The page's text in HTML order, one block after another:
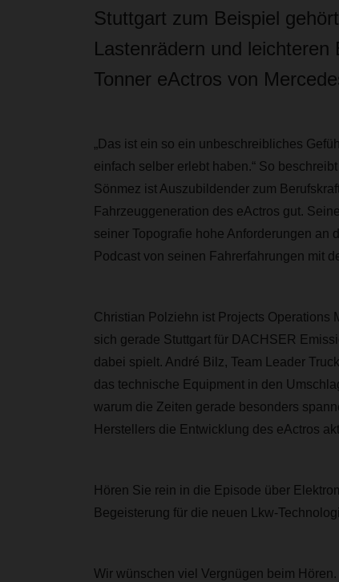
Stuttgart zum Beispiel
Lastenrädern und
Tonner eActros von
„Das ist ein so ein unbeschreibliches
einfach selber erlebt haben.“ So
Sönmez ist Auszubildender zum
Fahrzeuggeneration des eActros gut.
seiner Topografie hohe Anforderungen an
Podcast von seinen Fahrerfahrungen mit
Christian Polziehn ist Projects Operations
sich gerade Stuttgart für DACHSER
dabei spielt. André Bilz, Team Leader
das technische Equipment in den
warum die Zeiten gerade besonders
Herstellers die Entwicklung des eActros
Hören Sie rein in die Episode über
Begeisterung für die neuen Lkw-
Wir wünschen viel Vergnügen beim